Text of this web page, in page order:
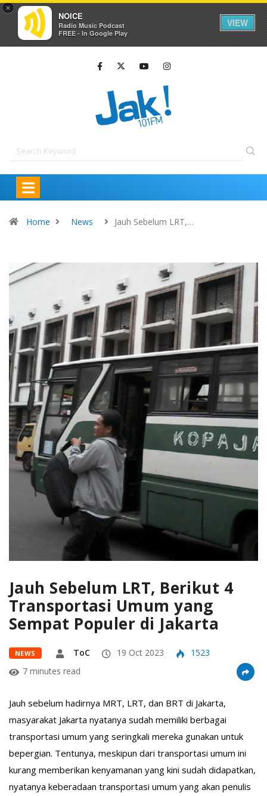
×
NOICE
Radio Music Podcast
FREE - In Google Play
VIEW
Home News Jauh Sebelum LRT,…
Jauh Sebelum LRT, Berikut 4
Transportasi Umum yang
Sempat Populer di Jakarta
NEWS ToC 19 Oct 2023
1523
7 minutes read
Jauh sebelum hadirnya MRT, LRT, dan BRT di Jakarta,
masyarakat Jakarta nyatanya sudah memiliki berbagai
transportasi umum yang seringkali mereka gunakan untuk
bepergian. Tentunya, meskipun dari transportasi umum ini
kurang memberikan kenyamanan yang kini sudah didapatkan,
nyatanya keberadaan transportasi umum yang akan penulis